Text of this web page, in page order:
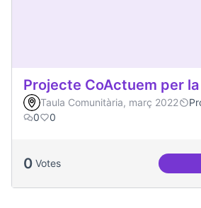
Projecte CoActuem per
Taula Comunitària, març 2022
0
0
0 Votes